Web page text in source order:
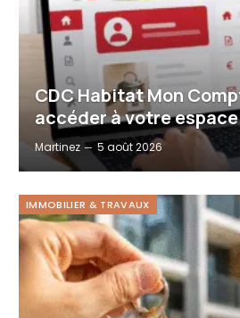
CDC Habitat Mon
accéder à votre
Martinez 5 août 2026
IMMOBILIER & TRAVAUX